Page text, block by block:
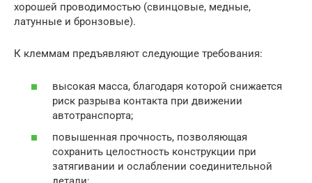
хорошей проводимостью (свинцовые, медные,
латунные и бронзовые).
К клеммам предъявляют следующие требования:
высокая масса, благодаря которой снижается
риск разрыва контакта при движении
автотранспорта;
повышенная прочность, позволяющая
сохранить целостность конструкции при
затягивании и ослаблении соединительной